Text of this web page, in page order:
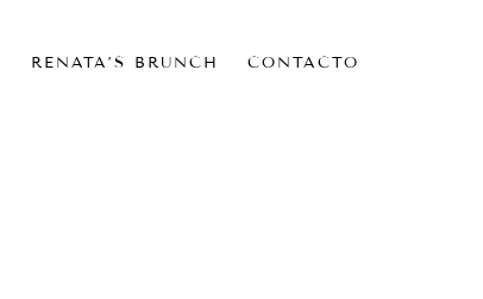
RENATA’S BRUNCH CONTACTO